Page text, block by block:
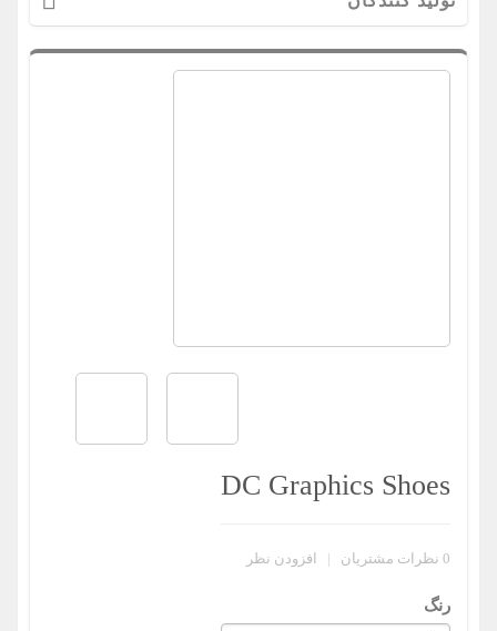
DC Graphics Shoes
0 نظرات مشتریان | افزودن نظر
رنگ